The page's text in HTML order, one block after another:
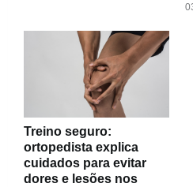
Treino seguro:
ortopedista explica
cuidados para evitar
dores e lesões nos